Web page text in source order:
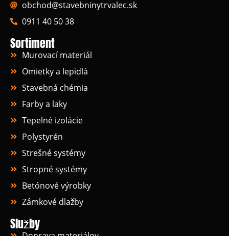
obchod@stavebninytrvalec.sk
0911 40 50 38
Sortiment
Murovací materiál
Omietky a lepidlá
Stavebná chémia
Farby a laky
Tepelné izolácie
Polystyrén
Strešné systémy
Stropné systémy
Betónové výrobky
Zámkové dlažby
Služby